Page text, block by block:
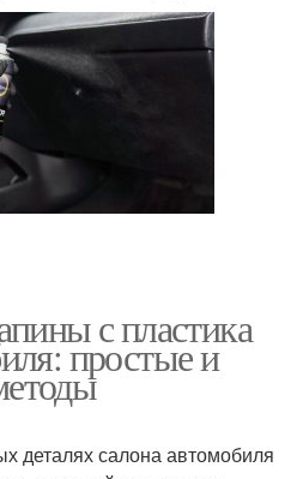
с пластика
простые и
деталях салона автомобиля